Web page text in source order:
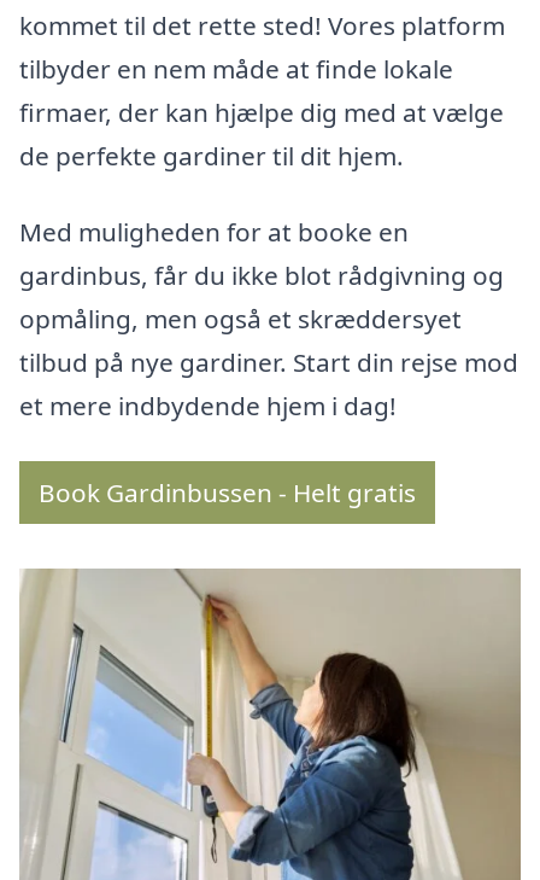
kommet til det rette sted! Vores platform
tilbyder en nem måde at finde lokale
firmaer, der kan hjælpe dig med at vælge
de perfekte gardiner til dit hjem.
Med muligheden for at booke en
gardinbus, får du ikke blot rådgivning og
opmåling, men også et skræddersyet
tilbud på nye gardiner. Start din rejse mod
et mere indbydende hjem i dag!
Book Gardinbussen - Helt gratis